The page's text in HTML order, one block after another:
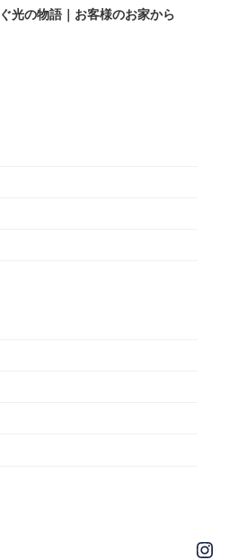
光の物語｜お客様のお家から